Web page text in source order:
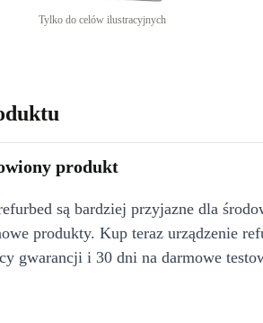
Tylko do celów ilustracyjnych
produkt
są bardziej przyjazne dla
produkty. Kup teraz urządzenie
gwarancji i 30 dni na darmowe